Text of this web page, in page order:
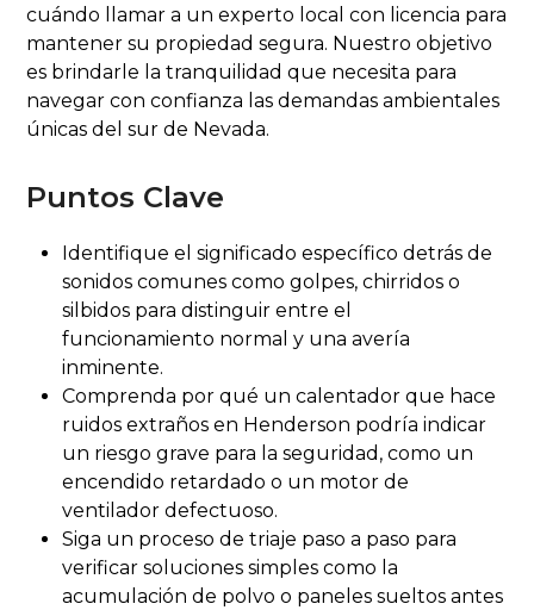
cuándo llamar a un experto local con licencia para
mantener su propiedad segura. Nuestro objetivo
es brindarle la tranquilidad que necesita para
navegar con confianza las demandas ambientales
únicas del sur de Nevada.
Puntos Clave
Identifique el significado específico detrás de
sonidos comunes como golpes, chirridos o
silbidos para distinguir entre el
funcionamiento normal y una avería
inminente.
Comprenda por qué un calentador que hace
ruidos extraños en Henderson podría indicar
un riesgo grave para la seguridad, como un
encendido retardado o un motor de
ventilador defectuoso.
Siga un proceso de triaje paso a paso para
verificar soluciones simples como la
acumulación de polvo o paneles sueltos antes